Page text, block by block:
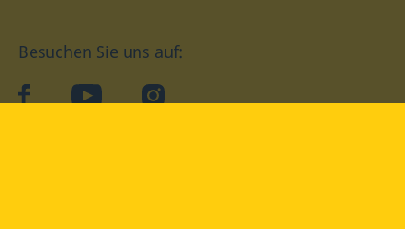
Besuchen Sie uns auf:
facebookYouTube Instagram